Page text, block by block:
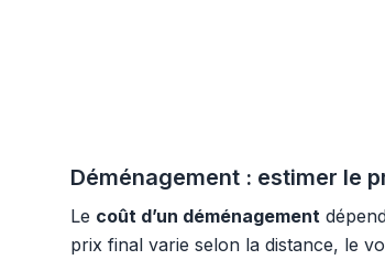
Déménagement : estimer le
Le coût d’un déménagement
prix final varie selon la distance, le